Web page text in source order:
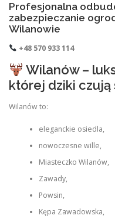
Profesjonalna
zabezpieczanie
Wilanowie
+48 570 933 114
Wilanów –
której dziki czują
Wilanów to:
eleganckie osiedla,
nowoczesne wille,
Miasteczko Wilanów,
Zawady,
Powsin,
Kępa Zawadowska,